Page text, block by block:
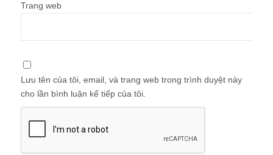
Trang web
Lưu tên của tôi, email, và trang web trong trình duyệt này
cho lần bình luận kế tiếp của tôi.